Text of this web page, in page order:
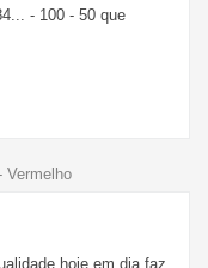
- 100 - 50 que
Vermelho
hoje em dia faz